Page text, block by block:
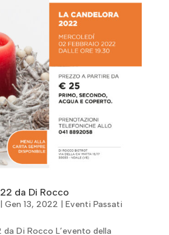
da Di Rocco
Gen 13, 2022 Eventi Passati
Di Rocco L’evento della